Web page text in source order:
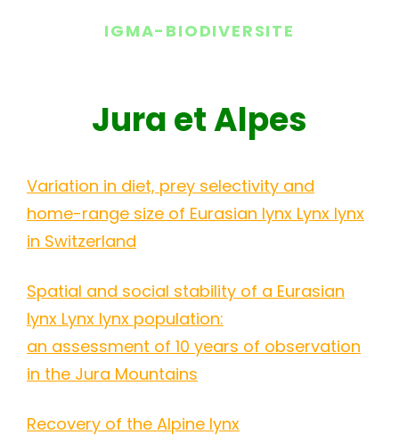
IGMA-BIODIVERSITE
Jura et Alpes
Variation in diet, prey selectivity and
home-range size of Eurasian lynx Lynx lynx
in Switzerland
Spatial and social stability of a Eurasian
lynx Lynx lynx population:
an assessment of 10 years of observation
in the Jura Mountains
Recovery of the Alpine lynx